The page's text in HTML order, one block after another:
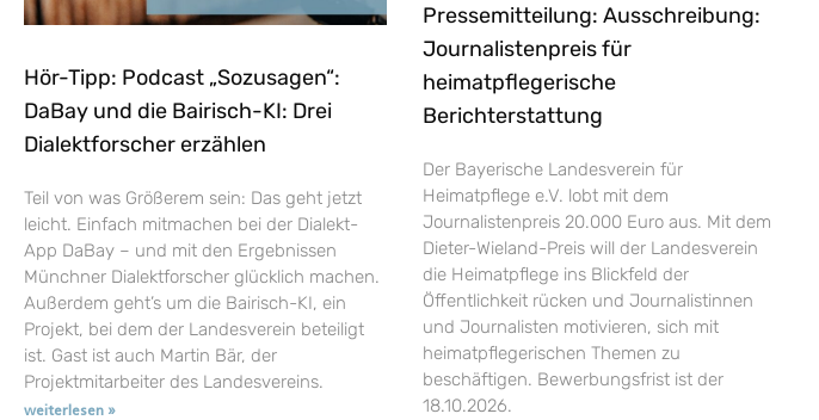
Hör-Tipp: Podcast „Sozusagen“:
DaBay und die Bairisch-KI: Drei
Dialektforscher erzählen
Teil von was Größerem sein: Das geht jetzt
leicht. Einfach mitmachen bei der Dialekt-
App DaBay – und mit den Ergebnissen
Münchner Dialektforscher glücklich machen.
Außerdem geht’s um die Bairisch-KI, ein
Projekt, bei dem der Landesverein beteiligt
ist. Gast ist auch Martin Bär, der
Projektmitarbeiter des Landesvereins.
weiterlesen »
Pressemitteilung: Ausschreibung:
Journalistenpreis für
heimatpflegerische
Berichterstattung
Der Bayerische Landesverein für
Heimatpflege e.V. lobt mit dem
Journalistenpreis 20.000 Euro aus. Mit dem
Dieter-Wieland-Preis will der Landesverein
die Heimatpflege ins Blickfeld der
Öffentlichkeit rücken und Journalistinnen
und Journalisten motivieren, sich mit
heimatpflegerischen Themen zu
beschäftigen. Bewerbungsfrist ist der
18.10.2026.